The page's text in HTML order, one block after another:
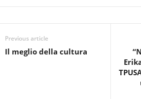
Previous article
Il meglio della cultura